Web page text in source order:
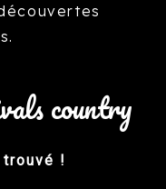
country
trouvé !